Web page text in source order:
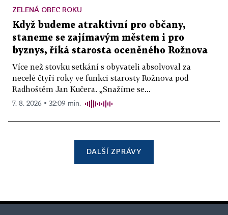
ZELENÁ OBEC ROKU
Když budeme atraktivní pro občany,
staneme se zajímavým městem i pro
byznys, říká starosta oceněného Rožnova
Více než stovku setkání s obyvateli absolvoval za
necelé čtyři roky ve funkci starosty Rožnova pod
Radhoštěm Jan Kučera. „Snažíme se...
7. 8. 2026 ▪ 32:09 min.
DALŠÍ ZPRÁVY